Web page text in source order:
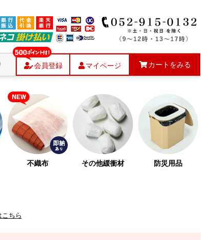
会員登録 マイページ カートをみる
不織布 その他緩衝材 防災用品
ちら